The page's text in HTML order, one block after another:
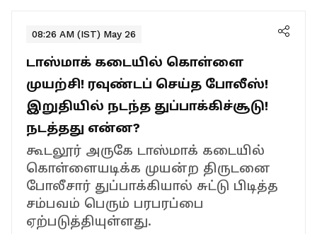
08:26 AM (IST) May 26
டாஸ்மாக் கடையில் கொள்ளை
முயற்சி! ரவுண்டப் செய்த போலீஸ்!
இறுதியில் நடந்த துப்பாக்கிச்சூடு!
நடத்தது என்ன?
கூடலூர் அருகே டாஸ்மாக் கடையில்
கொள்ளையடிக்க முயன்ற திருடனை
போலீசார் துப்பாக்கியால் சுட்டு பிடித்த
சம்பவம் பெரும் பரபரப்பை
ஏற்படுத்தியுள்ளது.